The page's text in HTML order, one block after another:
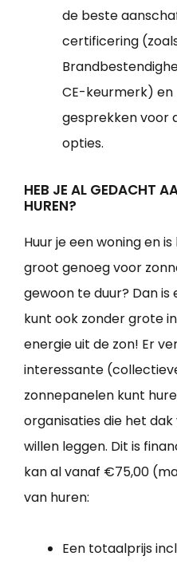
de beste
certificering
CE-keurmerk) en
gesprekken voor
opties.
HEB JE AL GEDACHT
HUREN?
Huur je een woning en
groot genoeg voor
gewoon te duur? Dan is
kunt ook zonder grote
energie uit de zon! Er
interessante
zonnepanelen kunt
organisaties die het
willen leggen. Dit is
kan al vanaf €75,00
van huren:
Een totaalprijs